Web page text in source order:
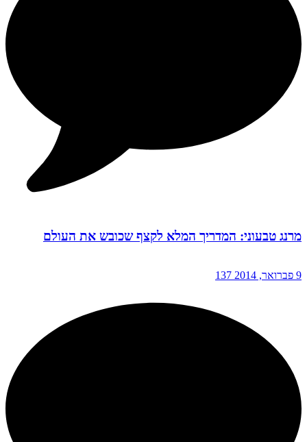
מרנג טבעוני: המדריך המלא לקצף שכובש את העולם
9 פברואר, 2014 137